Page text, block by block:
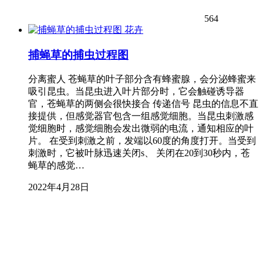
564
花卉
捕蝇草的捕虫过程图
分离蜜人 苍蝇草的叶子部分含有蜂蜜腺，会分泌蜂蜜来
吸引昆虫。当昆虫进入叶片部分时，它会触碰诱导器
官，苍蝇草的两侧会很快接合 传递信号 昆虫的信息不直
接提供，但感觉器官包含一组感觉细胞。当昆虫刺激感
觉细胞时，感觉细胞会发出微弱的电流，通知相应的叶
片。 在受到刺激之前，发端以60度的角度打开。当受到
刺激时，它被叶脉迅速关闭s、 关闭在20到30秒内，苍
蝇草的感觉…
2022年4月28日